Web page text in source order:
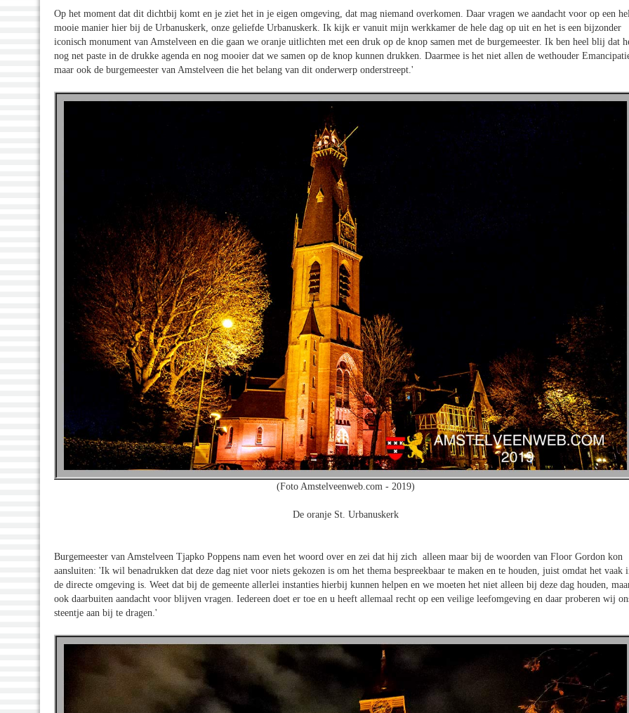
Op het moment dat dit dichtbij komt en je ziet het in je eigen omgeving, dat mag niemand overkomen. Daar vragen we aandacht voor op een
mooie manier hier bij de Urbanuskerk, onze geliefde Urbanuskerk. Ik kijk er vanuit mijn werkkamer de hele dag op uit en het is een bijzonder
iconisch monument van Amstelveen en die gaan we oranje uitlichten met een druk op de knop samen met de burgemeester. Ik ben heel blij dat
nog net paste in de drukke agenda en nog mooier dat we samen op de knop kunnen drukken. Daarmee is het niet allen de wethouder
maar ook de burgemeester van Amstelveen die het belang van dit onderwerp onderstreept.'
(Foto Amstelveenweb.com - 2019)
De oranje St. Urbanuskerk
Burgemeester van Amstelveen Tjapko Poppens nam even het woord over en zei dat hij zich alleen maar bij de woorden van Floor Gordon kon
aansluiten: 'Ik wil benadrukken dat deze dag niet voor niets gekozen is om het thema bespreekbaar te maken en te houden, juist omdat het vaak
de directe omgeving is. Weet dat bij de gemeente allerlei instanties hierbij kunnen helpen en we moeten het niet alleen bij deze dag houden,
ook daarbuiten aandacht voor blijven vragen. Iedereen doet er toe en u heeft allemaal recht op een veilige leefomgeving en daar proberen wij
steentje aan bij te dragen.'